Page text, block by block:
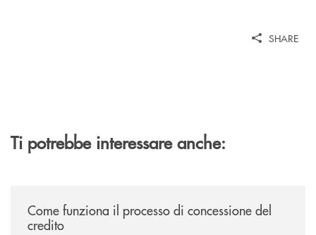
SHARE
Ti potrebbe interessare anche:
Come funziona il processo di concessione del
credito